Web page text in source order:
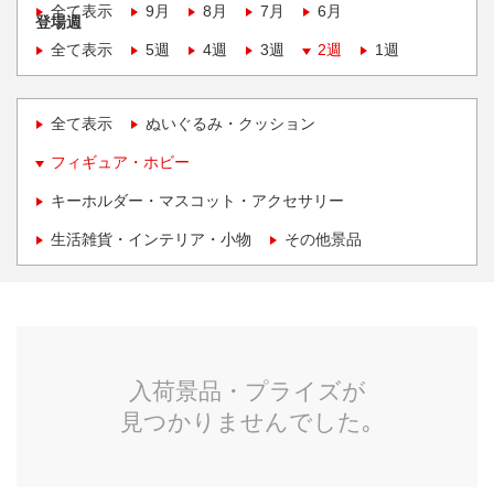
全て表示
9月 8月 7月 6月
登場週
全て表示
5週 4週 3週 2週 1週
全て表示 ぬいぐるみ・クッション
フィギュア・ホビー
キーホルダー・マスコット・アクセサリー
生活雑貨・インテリア・小物 その他景品